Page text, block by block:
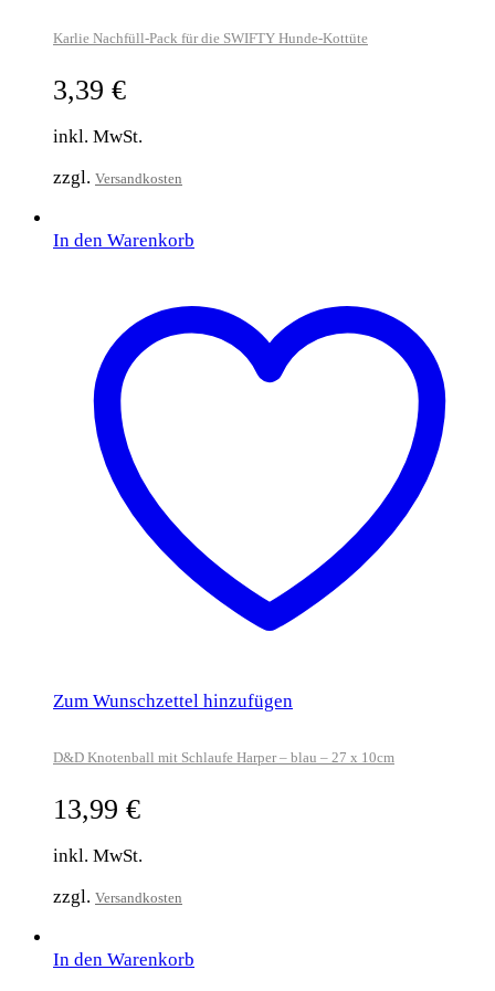
Karlie Nachfüll-Pack für die SWIFTY Hunde-Kottüte
3,39 €
inkl. MwSt.
zzgl. Versandkosten
In den Warenkorb
Zum Wunschzettel hinzufügen
D&D Knotenball mit Schlaufe Harper – blau – 27 x 10cm
13,99 €
inkl. MwSt.
zzgl. Versandkosten
In den Warenkorb